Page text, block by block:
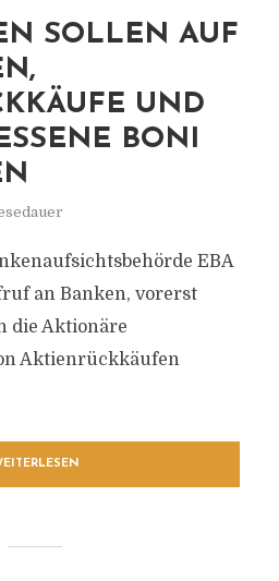
SOLLEN AUF
UND
BONI
EBA
an Banken, vorerst
die Aktionäre
Aktienrückkäufen